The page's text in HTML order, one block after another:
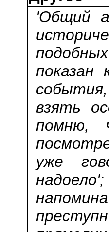
'Общий
показан
взять
помню,
уже